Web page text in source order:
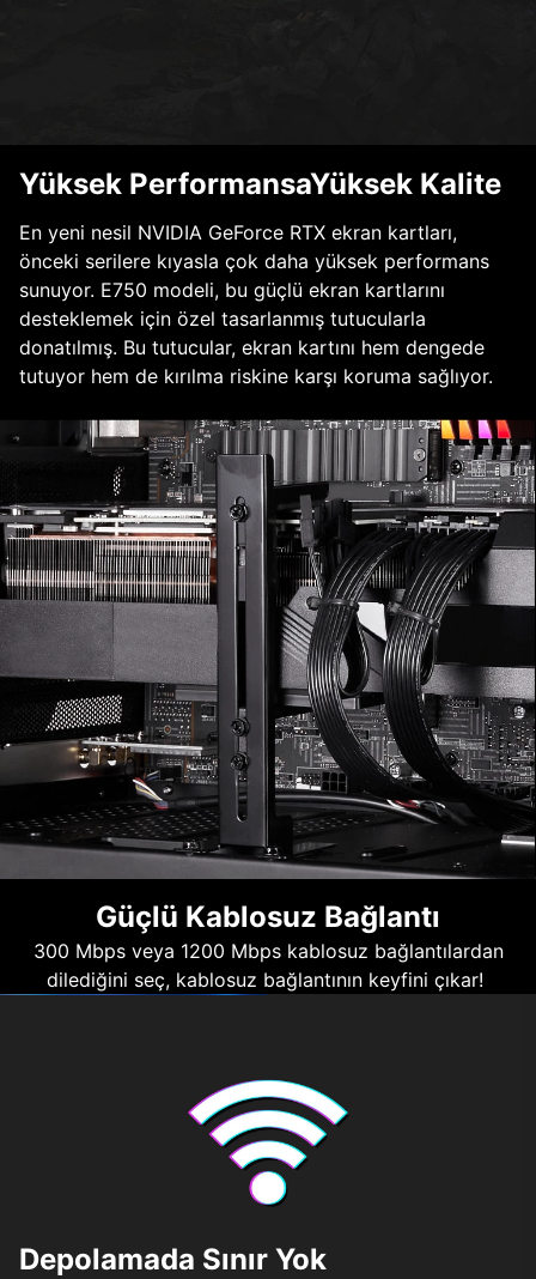
Yüksek PerformansaYüksek Kalite
En yeni nesil NVIDIA GeForce RTX ekran kartları,
önceki serilere kıyasla çok daha yüksek performans
sunuyor. E750 modeli, bu güçlü ekran kartlarını
desteklemek için özel tasarlanmış tutucularla
donatılmış. Bu tutucular, ekran kartını hem dengede
tutuyor hem de kırılma riskine karşı koruma sağlıyor.
Güçlü Kablosuz Bağlantı
300 Mbps veya 1200 Mbps kablosuz bağlantılardan
dilediğini seç, kablosuz bağlantının keyfini çıkar!
Depolamada Sınır Yok